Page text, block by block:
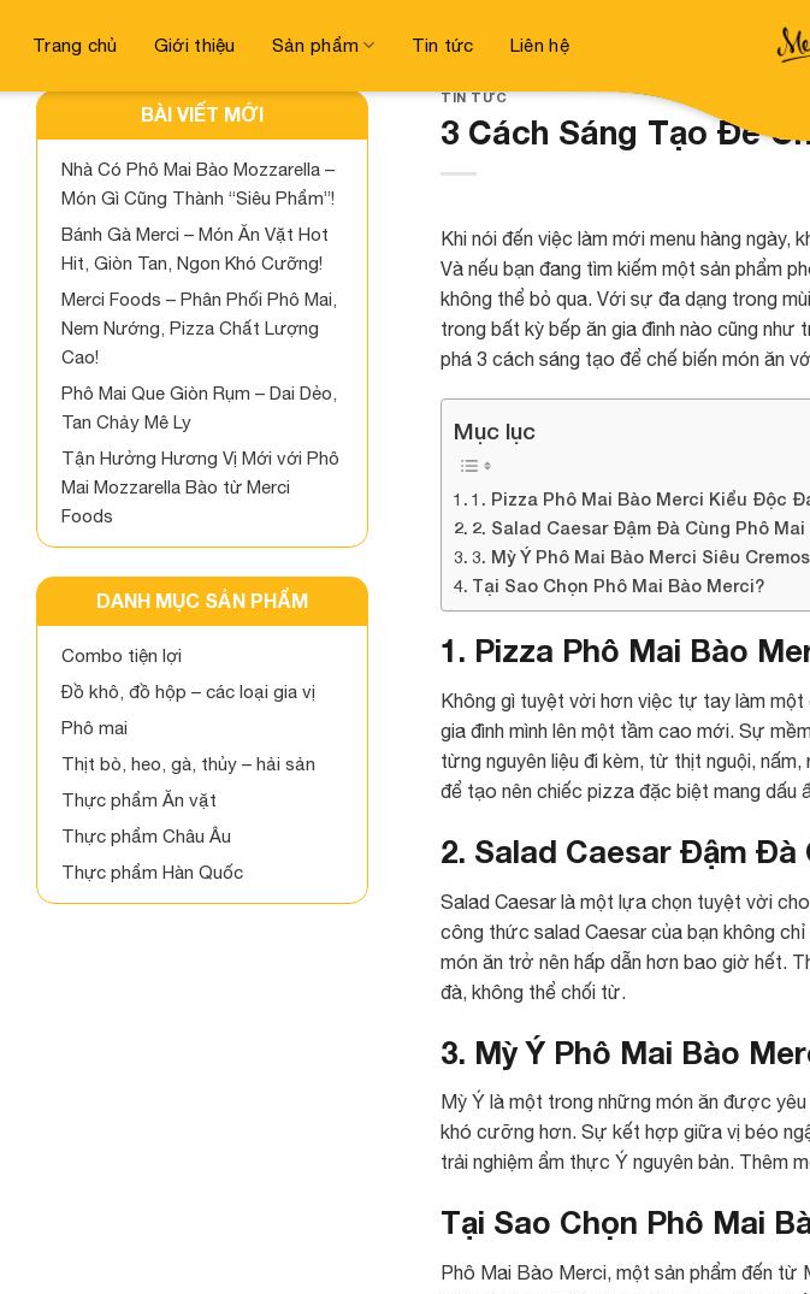
Trang chủ Giới thiệu Sản phẩm Tin tức Liên hệ
BÀI VIẾT MỚI
Nhà Có Phô Mai Bào Mozzarella –
Món Gì Cũng Thành “Siêu Phẩm”!
Bánh Gà Merci – Món Ăn Vặt Hot
Hit, Giòn Tan, Ngon Khó Cưỡng!
Merci Foods – Phân Phối Phô Mai,
Nem Nướng, Pizza Chất Lượng
Cao!
Phô Mai Que Giòn Rụm – Dai Dẻo,
Tan Chảy Mê Ly
Tận Hưởng Hương Vị Mới với Phô
Mai Mozzarella Bào từ Merci
Foods
DANH MỤC SẢN PHẨM
Combo tiện lợi
Đồ khô, đồ hộp – các loại gia vị
Phô mai
Thịt bò, heo, gà, thủy – hải sản
Thực phẩm Ăn vặt
Thực phẩm Châu Âu
Thực phẩm Hàn Quốc
TIN TỨC
3 Cách Sáng Tạo Để
Khi nói đến việc làm mới menu hàng ngày,
Và nếu bạn đang tìm kiếm một sản phẩm
không thể bỏ qua. Với sự đa dạng trong
trong bất kỳ bếp ăn gia đình nào cũng như
phá 3 cách sáng tạo để chế biến món ăn
Mục lục
1. Pizza Phô Mai Bào Merci Kiểu Độc
2. Salad Caesar Đậm Đà Cùng Phô Mai
3. Mỳ Ý Phô Mai Bào Merci Siêu
Tại Sao Chọn Phô Mai Bào Merci?
1. Pizza Phô Mai Bào
Không gì tuyệt vời hơn việc tự tay làm
gia đình mình lên một tầm cao mới. Sự
từng nguyên liệu đi kèm, từ thịt nguội,
để tạo nên chiếc pizza đặc biệt mang dấu
2. Salad Caesar Đậm
Salad Caesar là một lựa chọn tuyệt vời
công thức salad Caesar của bạn không
món ăn trở nên hấp dẫn hơn bao giờ hết.
đà, không thể chối từ.
3. Mỳ Ý Phô Mai Bào
Mỳ Ý là một trong những món ăn được
khó cưỡng hơn. Sự kết hợp giữa vị béo
trải nghiệm ẩm thực Ý nguyên bản. Thêm
Tại Sao Chọn Phô Mai
Phô Mai Bào Merci, một sản phẩm đến